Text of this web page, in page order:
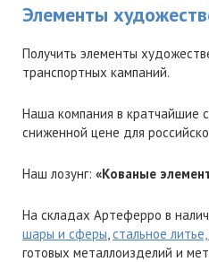
Элементы
Получить элементы
транспортных кампаний.
Наша компания в кратчайшие
сниженной цене для
Наш лозунг: «Кованые
На складах Артеферро в
шары и сферы,стальное
готовых металлоизделий и